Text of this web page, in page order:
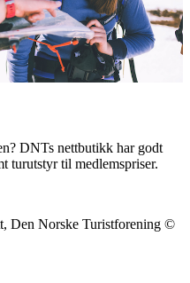
DNTs nettbutikk har godt
turutstyr til medlemspriser.
Den Norske Turistforening ©